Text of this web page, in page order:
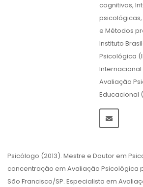
cognitivas,
e Métodos
Instituto
Psicológica
Avaliação
Educacional
Psicólogo (2013). Mestre e Doutor em
concentração em Avaliação Psicológica
São Francisco/SP. Especialista em